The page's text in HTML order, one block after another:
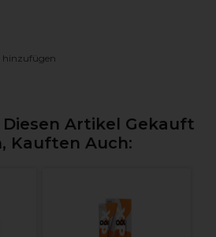
hinzufügen
Diesen Artikel Gekauft
Kauften Auch: